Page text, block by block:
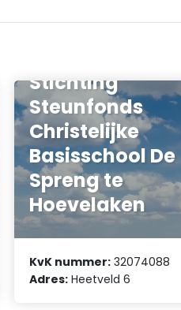
Stichting
Steunfonds
Christelijke
Basisschool De
Spreng te
Hoevelaken
KvK nummer: 32074088
Adres: Heetveld 6